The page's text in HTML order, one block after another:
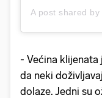
- Većina
da neki
dolaze. Jedni su